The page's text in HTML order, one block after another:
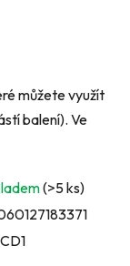
můžete využít
balení). Ve
(>5 ks)